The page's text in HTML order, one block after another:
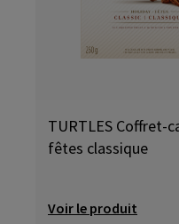
TURTLES Coffret-
fêtes classique
Voir le produit